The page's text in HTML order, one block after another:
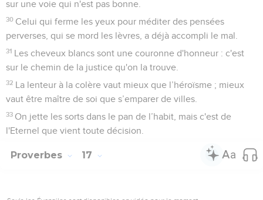
sur une voie qui n'est pas bonne.
30 Celui qui ferme les yeux pour méditer des pensées
perverses, qui se mord les lèvres, a déjà accompli le mal.
31 Les cheveux blancs sont une couronne d'honneur : c'est
sur le chemin de la justice qu'on la trouve.
32 La lenteur à la colère vaut mieux que l’héroïsme ; mieux
vaut être maître de soi que s’emparer de villes.
33 On jette les sorts dans le pan de l’habit, mais c'est de
l'Eternel que vient toute décision.
Proverbes 17